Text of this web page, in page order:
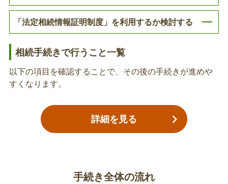
重度心身障害者（児）医療費助成の資格喪失
の届出、受給者証の返還
亡くなった方が重度⼼⾝障害者（児）医療費助成を
受給されていた場合は、資格喪失の手続きが必要で
す。
保育施設等の退所届出書の提出（死亡関連手
続き）
ください。（退所届出書は各施設にあります）
「法定相続情報証明制度」を利用するか検討する
相続手続きで行うこと一覧
以下の項目を確認することで、その後の手続きが進めや
すくなります。
詳細を見る
手続き全体の流れ